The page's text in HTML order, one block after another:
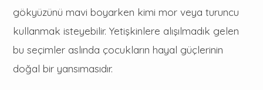
gökyüzünü mavi boyarken kimi mor veya turuncu
kullanmak isteyebilir. Yetişkinlere alışılmadık gelen
bu seçimler aslında çocukların hayal güçlerinin
doğal bir yansımasıdır.